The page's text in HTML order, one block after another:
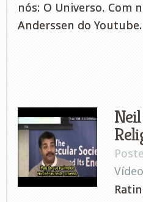
nós: O Universo. Com
Anderssen do Youtube.